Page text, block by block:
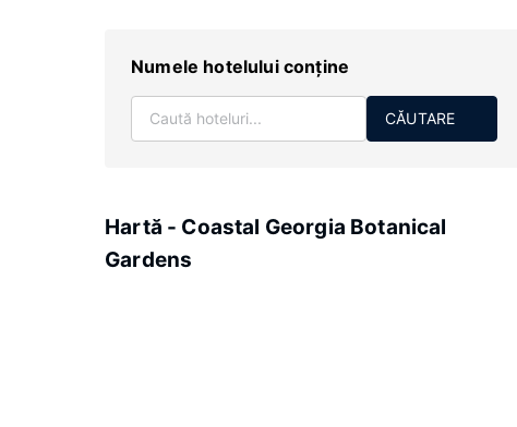
Numele hotelului conţine
CĂUTARE
Hartă - Coastal Georgia Botanical
Gardens